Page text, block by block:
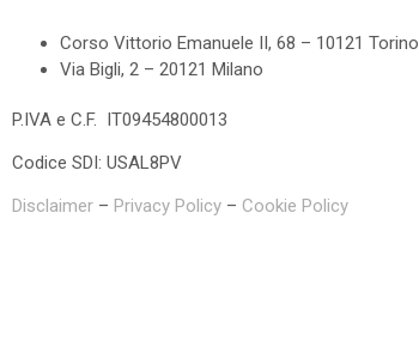
Corso Vittorio Emanuele II, 68 – 10121 Torino
Via Bigli, 2 – 20121 Milano
P.IVA e C.F. IT09454800013
Codice SDI: USAL8PV
Disclaimer – Privacy Policy – Cookie Policy